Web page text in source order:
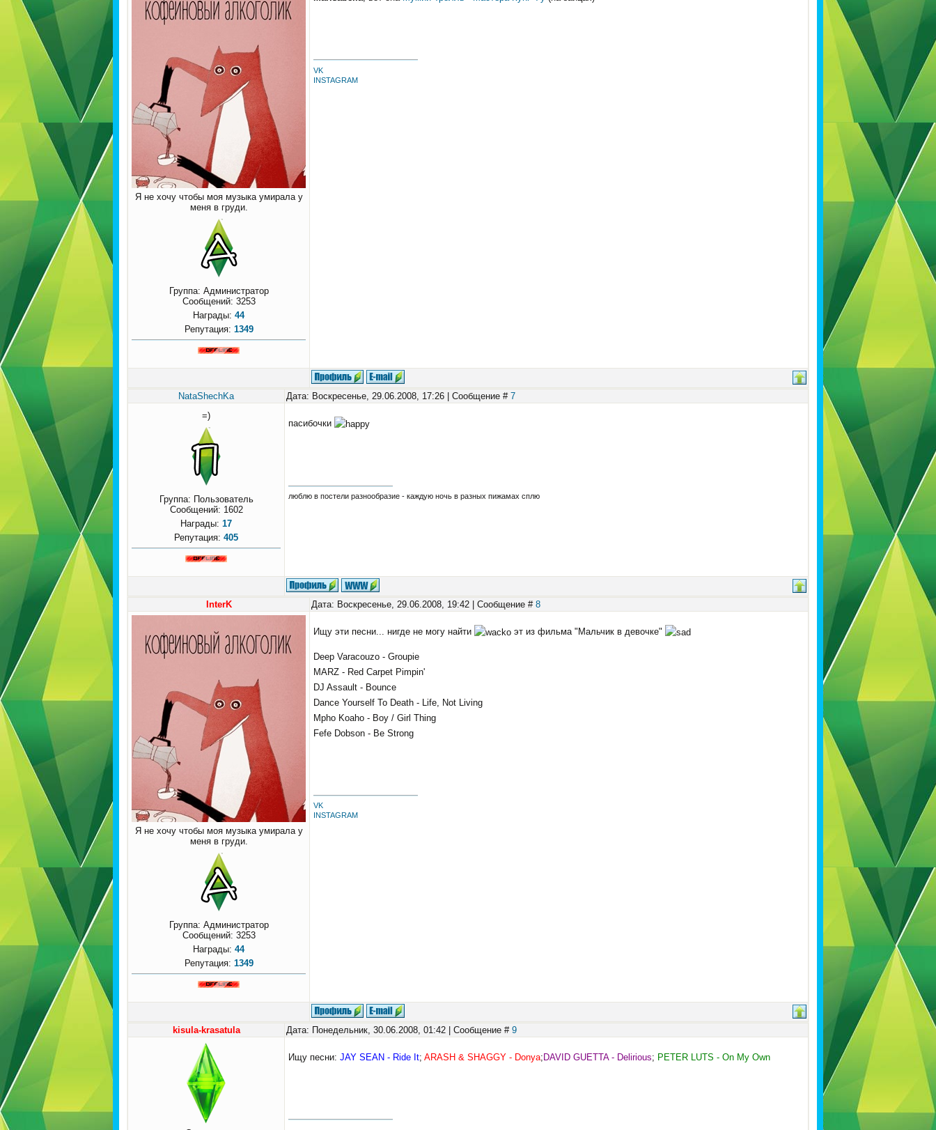
Я не хочу чтобы моя музыка умирала у
меня в груди.
Группа: Администратор
Сообщений: 3253
Награды: 44
Репутация: 1349
VK
INSTAGRAM
NataShechKa Дата: Воскресенье, 29.06.2008, 17:26 | Сообщение # 7
=)
Группа: Пользователь
Сообщений: 1602
Награды: 17
Репутация: 405
пасибочки
люблю в постели разнообразие - каждую ночь в разных пижамах сплю
InterK Дата: Воскресенье, 29.06.2008, 19:42 | Сообщение # 8
Я не хочу чтобы моя музыка умирала у
меня в груди.
Группа: Администратор
Сообщений: 3253
Награды: 44
Репутация: 1349
Ищу эти песни... нигде не могу найти эт из фильма "Мальчик в девочке"
Deep Varacouzo - Groupie
MARZ - Red Carpet Pimpin'
DJ Assault - Bounce
Dance Yourself To Death - Life, Not Living
Mpho Koaho - Boy / Girl Thing
Fefe Dobson - Be Strong
VK
INSTAGRAM
kisula-krasatula Дата: Понедельник, 30.06.2008, 01:42 | Сообщение # 9
Ищу песни: JAY SEAN - Ride It; ARASH & SHAGGY - Donya; DAVID GUETTA - Delirious; PETER LUTS - On My Own